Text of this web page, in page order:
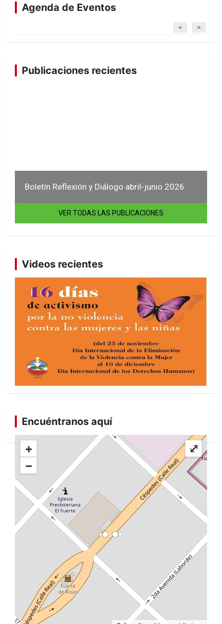
Agenda de Eventos
< >
Publicaciones recientes
Boletín Reflexión y Diálogo abril-junio 2026
VER TODAS LAS PUBLICACIONES
Videos recientes
Encuéntranos aquí
+
−
⤢